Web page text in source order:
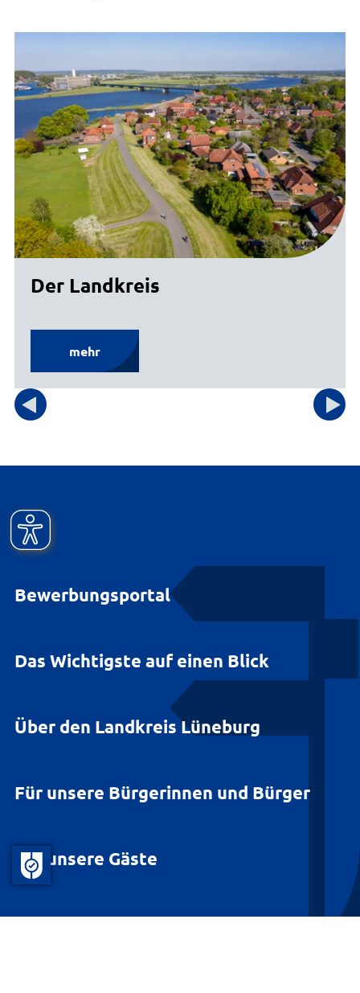
Der Landkreis
mehr
Bewerbungsportal
Das Wichtigste auf einen Blick
Über den Landkreis Lüneburg
Für unsere Bürgerinnen und Bürger
Für unsere Gäste